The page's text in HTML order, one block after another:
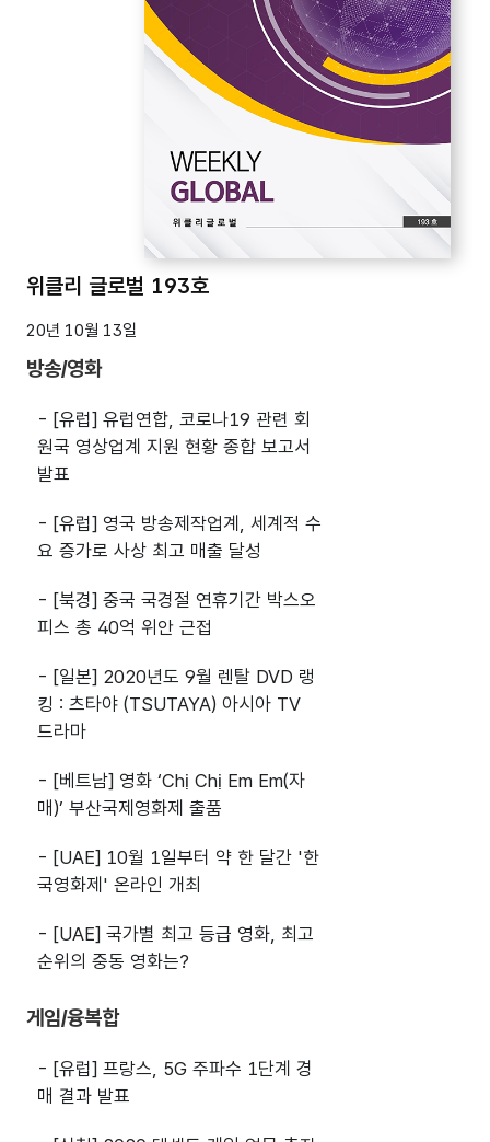
위클리 글로벌 193호
20년 10월 13일
방송/영화
- [유럽] 유럽연합, 코로나19 관련 회
원국 영상업계 지원 현황 종합 보고서
발표
- [유럽] 영국 방송제작업계, 세계적 수
요 증가로 사상 최고 매출 달성
- [북경] 중국 국경절 연휴기간 박스오
피스 총 40억 위안 근접
- [일본] 2020년도 9월 렌탈 DVD 랭
킹 : 츠타야 (TSUTAYA) 아시아 TV
드라마
- [베트남] 영화 ‘Chị Chị Em Em(자
매)’ 부산국제영화제 출품
- [UAE] 10월 1일부터 약 한 달간 '한
국영화제' 온라인 개최
- [UAE] 국가별 최고 등급 영화, 최고
순위의 중동 영화는?
게임/융복합
- [유럽] 프랑스, 5G 주파수 1단계 경
매 결과 발표